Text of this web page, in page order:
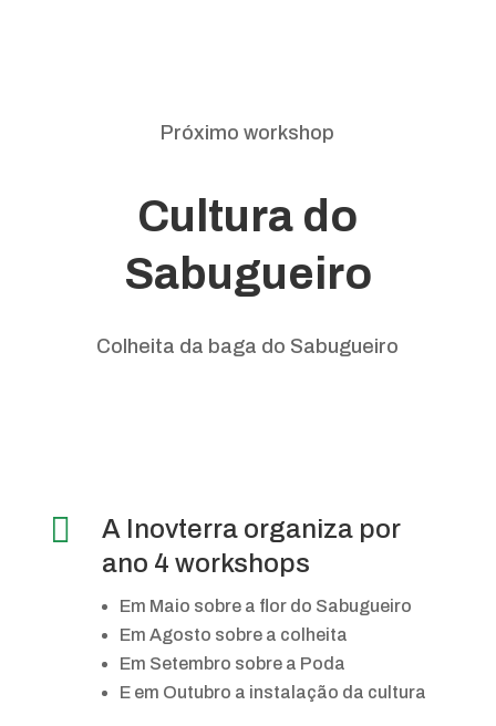
Próximo workshop
Cultura do
Sabugueiro
Colheita da baga do Sabugueiro

A Inovterra organiza por
ano 4 workshops
Em Maio sobre a flor do Sabugueiro
Em Agosto sobre a colheita
Em Setembro sobre a Poda
E em Outubro a instalação da cultura